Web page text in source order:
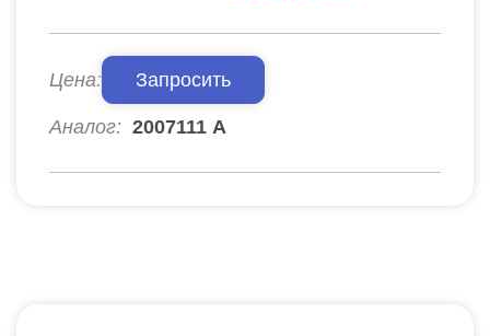
Цена: Запросить
Аналог: 2007111 А